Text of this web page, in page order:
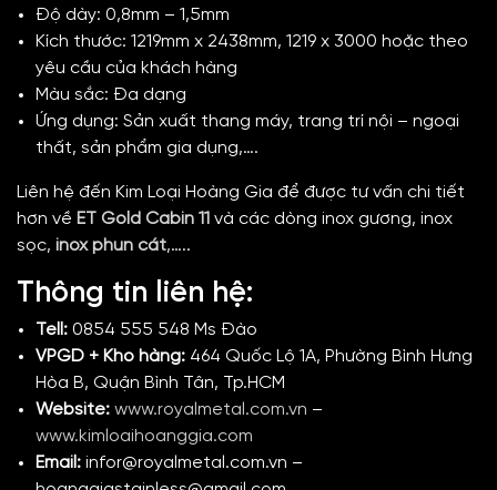
Độ dày: 0,8mm – 1,5mm
Kích thước: 1219mm x 2438mm, 1219 x 3000 hoặc theo
yêu cầu của khách hàng
Màu sắc: Đa dạng
Ứng dụng: Sản xuất thang máy, trang trí nội – ngoại
thất, sản phẩm gia dụng,….
Liên hệ đến Kim Loại Hoàng Gia để được tư vấn chi tiết
hơn về ET Gold Cabin 11 và các dòng inox gương, inox
sọc, inox phun cát,…..
Thông tin liên hệ:
Tell: 0854 555 548 Ms Đào
VPGD + Kho hàng: 464 Quốc Lộ 1A, Phường Bình Hưng
Hòa B, Quận Bình Tân, Tp.HCM
Website: www.royalmetal.com.vn –
www.kimloaihoanggia.com
Email: infor@royalmetal.com.vn –